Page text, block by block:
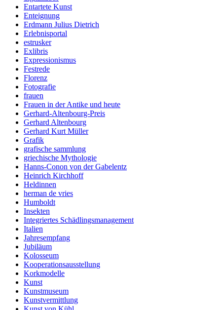
Entartete Kunst
Enteignung
Erdmann Julius Dietrich
Erlebnisportal
estrusker
Exlibris
Expressionismus
Festrede
Florenz
Fotografie
frauen
Frauen in der Antike und heute
Gerhard-Altenbourg-Preis
Gerhard Altenbourg
Gerhard Kurt Müller
Grafik
grafische sammlung
griechische Mythologie
Hanns-Conon von der Gabelentz
Heinrich Kirchhoff
Heldinnen
herman de vries
Humboldt
Insekten
Integriertes Schädlingsmanagement
Italien
Jahresempfang
Jubiläum
Kolosseum
Kooperationsausstellung
Korkmodelle
Kunst
Kunstmuseum
Kunstvermittlung